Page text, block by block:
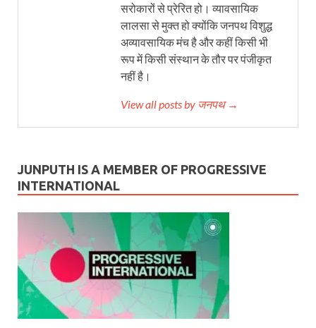
सरोकारों से प्रेरित हो। व्यावसायिक
लालसा से मुक्त हो क्योंकि जनपथ विशुद्ध
अव्यावसायिक मंच है और कहीं किसी भी
रूप में किसी संस्थान के तौर पर पंजीकृत
नहीं है।
View all posts by जनपथ →
JUNPUTH IS A MEMBER OF PROGRESSIVE
INTERNATIONAL